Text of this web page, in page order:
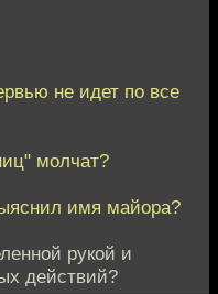
не идет по все
молчат?
имя майора?
рукой и
действий?